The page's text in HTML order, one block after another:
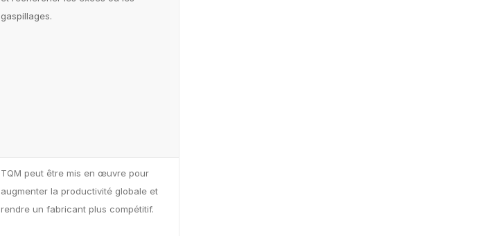
gaspillages.
TQM peut être mis en œuvre pour
augmenter la productivité globale et
rendre un fabricant plus compétitif.